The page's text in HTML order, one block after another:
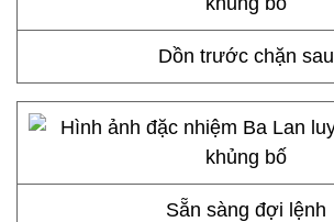
Dồn trước chặn sau
Sẵn sàng đợi lệnh